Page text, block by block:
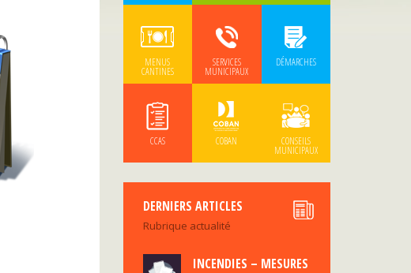
MENUS
CANTINES
SERVICES
MUNICIPAUX
DÉMARCHES
CCAS COBAN CONSEILS
MUNICIPAUX
DERNIERS ARTICLES
Rubrique actualité
INCENDIES – MESURES